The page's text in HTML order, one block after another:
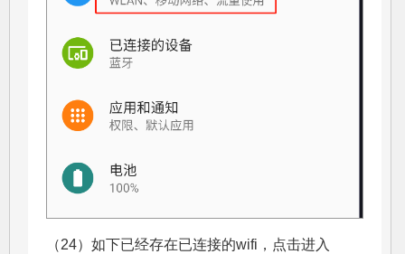
（24）如下已经存在已连接的wifi，点击进入